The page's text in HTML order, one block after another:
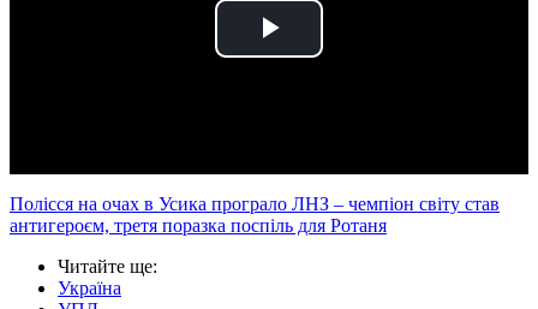
Play
Полісся на очах в Усика програло ЛНЗ – чемпіон світу став
антигероєм, третя поразка поспіль для Ротаня
Читайте ще:
Україна